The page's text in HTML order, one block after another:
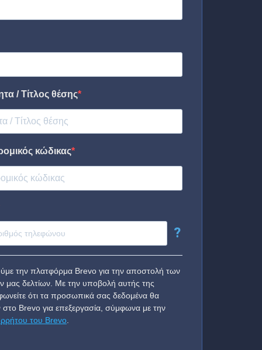
/ Τίτλος θέσης
κώδικας
?
την πλατφόρμα Brevo για την αποστολή των
μας δελτίων. Με την υποβολή αυτής της
ότι τα προσωπικά σας δεδομένα θα
στο Brevo για επεξεργασία, σύμφωνα με την
του Brevo